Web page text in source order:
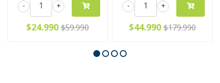
+
-
$24.990 $59.990
+
-
$44.990 $179.990